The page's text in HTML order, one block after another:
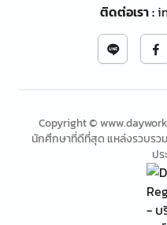
ติดต่อเรา:
Copyright ©
นักศึกษาที่ดีที่สุด แหล่งรวบรวม
ปร